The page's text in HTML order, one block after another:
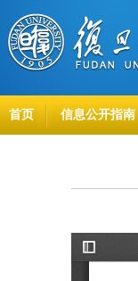
首页 信息公开指南